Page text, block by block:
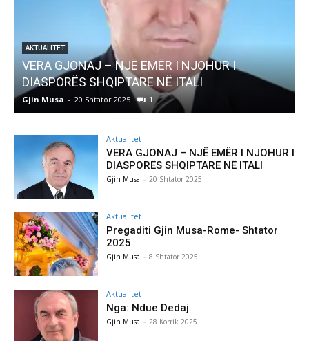
GJONAJ – NJË EMËR I NJOHUR I
SHQIPTARE NË ITALI
- 20 Shtator 2025 1
Pregaditi
Aktualitet
VERA GJONAJ – NJË EMËR I NJOHUR I
DIASPORËS SHQIPTARE NË ITALI
Gjin Musa - 20 Shtator 2025
Aktualitet
Pregaditi Gjin Musa-Rome- Shtator
2025
Gjin Musa - 8 Shtator 2025
Aktualitet
Nga: Ndue Dedaj
Gjin Musa - 28 Korrik 2025